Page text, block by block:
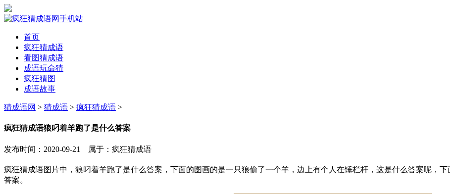
首页
疯狂猜成语
看图猜成语
成语玩命猜
疯狂猜图
成语故事
猜成语网 > 猜成语 > 疯狂猜成语 >
疯狂猜成语狼叼着羊跑了是什么答案
发布时间：2020-09-21 属于：疯狂猜成语
疯狂猜成语图片中，狼叼着羊跑了是什么答案，下面的图画的是一只狼偷了一个羊，边上有个人在锤栏杆，这是什么答案呢，
答案。